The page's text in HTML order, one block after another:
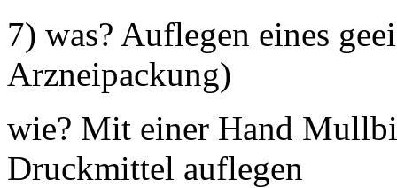
7) was? Auflegen eines
Arzneipackung)
wie? Mit einer Hand
Druckmittel auflegen